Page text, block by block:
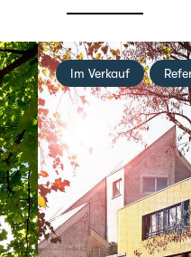
Im Verkauf